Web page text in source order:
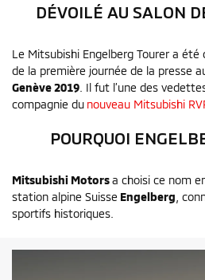
DÉVOILÉ AU SALON
Le Mitsubishi Engelberg Tourer a
de la première journée de la presse
Genève 2019 . Il fut l’une des
compagnie du nouveau Mitsubishi
POURQUOI
Mitsubishi Motorsa choisi ce nom
station alpine Suisse Engelberg ,
sportifs historiques.